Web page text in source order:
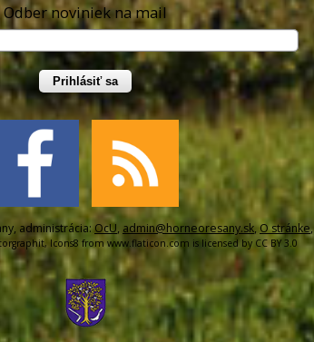
Odber noviniek na mail
Prihlásiť sa
administrácia: OcU, admin@horneoresany.sk,O stránke,
,Icons8 fromwww.flaticon.com is licensed by CC BY 3.0